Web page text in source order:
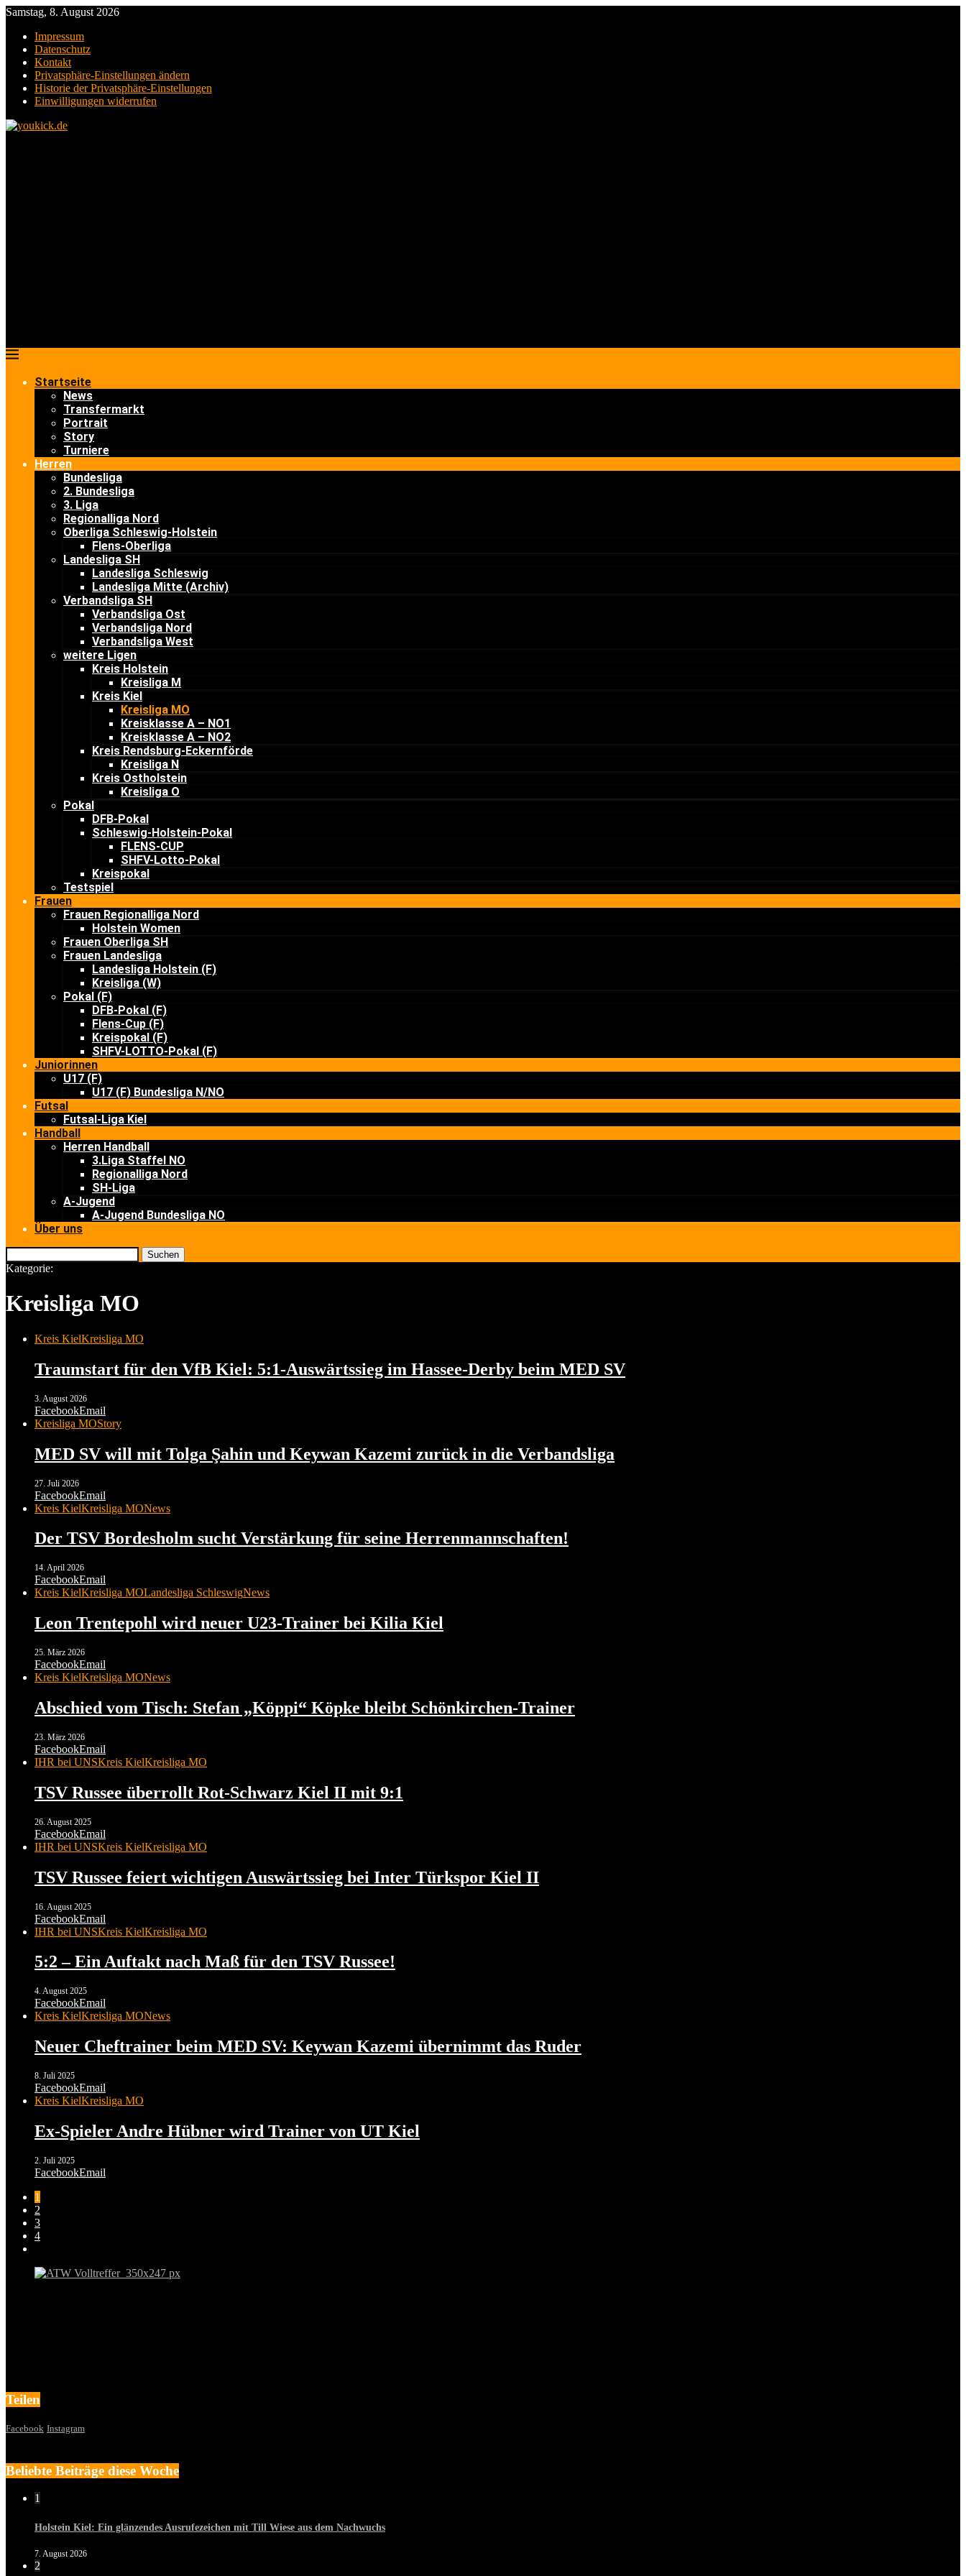
Samstag, 8. August 2026
Impressum
Datenschutz
Kontakt
Privatsphäre-Einstellungen ändern
Historie der Privatsphäre-Einstellungen
Einwilligungen widerrufen
Startseite
News
Transfermarkt
Portrait
Story
Turniere
Herren
Bundesliga
2. Bundesliga
3. Liga
Regionalliga Nord
Oberliga Schleswig-Holstein
Flens-Oberliga
Landesliga SH
Landesliga Schleswig
Landesliga Mitte (Archiv)
Verbandsliga SH
Verbandsliga Ost
Verbandsliga Nord
Verbandsliga West
weitere Ligen
Kreis Holstein
Kreisliga M
Kreis Kiel
Kreisliga MO
Kreisklasse A – NO1
Kreisklasse A – NO2
Kreis Rendsburg-Eckernförde
Kreisliga N
Kreis Ostholstein
Kreisliga O
Pokal
DFB-Pokal
Schleswig-Holstein-Pokal
FLENS-CUP
SHFV-Lotto-Pokal
Kreispokal
Testspiel
Frauen
Frauen Regionalliga Nord
Holstein Women
Frauen Oberliga SH
Frauen Landesliga
Landesliga Holstein (F)
Kreisliga (W)
Pokal (F)
DFB-Pokal (F)
Flens-Cup (F)
Kreispokal (F)
SHFV-LOTTO-Pokal (F)
Juniorinnen
U17 (F)
U17 (F) Bundesliga N/NO
Futsal
Futsal-Liga Kiel
Handball
Herren Handball
3.Liga Staffel NO
Regionalliga Nord
SH-Liga
A-Jugend
A-Jugend Bundesliga NO
Über uns
Suchen
Kategorie:
Kreisliga MO
Kreis KielKreisliga MO
Traumstart für den VfB Kiel: 5:1-Auswärtssieg im Hassee-Derby beim MED SV
3. August 2026
FacebookEmail
Kreisliga MOStory
MED SV will mit Tolga Şahin und Keywan Kazemi zurück in die Verbandsliga
27. Juli 2026
FacebookEmail
Kreis KielKreisliga MONews
Der TSV Bordesholm sucht Verstärkung für seine Herrenmannschaften!
14. April 2026
FacebookEmail
Kreis KielKreisliga MOLandesliga SchleswigNews
Leon Trentepohl wird neuer U23-Trainer bei Kilia Kiel
25. März 2026
FacebookEmail
Kreis KielKreisliga MONews
Abschied vom Tisch: Stefan „Köppi“ Köpke bleibt Schönkirchen-Trainer
23. März 2026
FacebookEmail
IHR bei UNSKreis KielKreisliga MO
TSV Russee überrollt Rot-Schwarz Kiel II mit 9:1
26. August 2025
FacebookEmail
IHR bei UNSKreis KielKreisliga MO
TSV Russee feiert wichtigen Auswärtssieg bei Inter Türkspor Kiel II
16. August 2025
FacebookEmail
IHR bei UNSKreis KielKreisliga MO
5:2 – Ein Auftakt nach Maß für den TSV Russee!
4. August 2025
FacebookEmail
Kreis KielKreisliga MONews
Neuer Cheftrainer beim MED SV: Keywan Kazemi übernimmt das Ruder
8. Juli 2025
FacebookEmail
Kreis KielKreisliga MO
Ex-Spieler Andre Hübner wird Trainer von UT Kiel
2. Juli 2025
FacebookEmail
1
2
3
4
Teilen
Facebook Instagram
Beliebte Beiträge diese Woche
1
Holstein Kiel: Ein glänzendes Ausrufezeichen mit Till Wiese aus dem Nachwuchs
7. August 2026
2